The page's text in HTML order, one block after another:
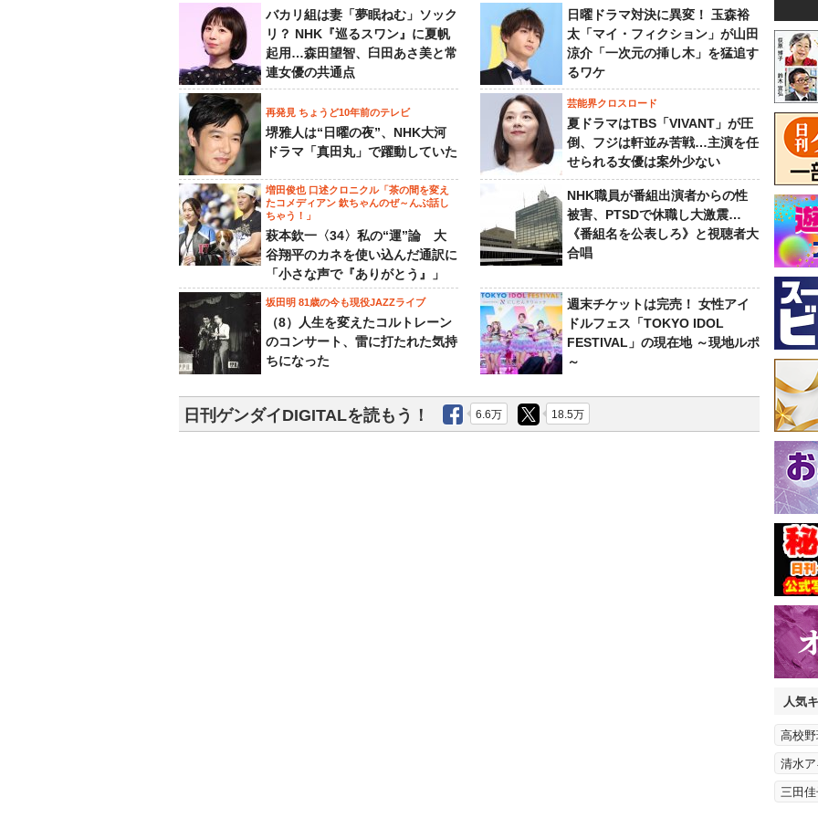
バカリ組は妻「夢眠ねむ」ソック
リ？ NHK『巡るスワン』に夏帆
起用…森田望智、臼田あさ美と常
連女優の共通点
日曜ドラマ対決に異変！ 玉森裕
太「マイ・フィクション」が山田
涼介「一次元の挿し木」を猛追す
るワケ
再発見 ちょうど10年前のテレビ
堺雅人は“日曜の夜”、NHK大河
ドラマ「真田丸」で躍動していた
芸能界クロスロード
夏ドラマはTBS「VIVANT」が圧
倒、フジは軒並み苦戦…主演を任
せられる女優は案外少ない
増田俊也 口述クロニクル「茶の間を変え
たコメディアン 欽ちゃんのぜ～んぶ話し
ちゃう！」
萩本欽一〈34〉私の“運”論 大
谷翔平のカネを使い込んだ通訳に
「小さな声で『ありがとう』」
NHK職員が番組出演者からの性
被害、PTSDで休職し大激震…
《番組名を公表しろ》と視聴者大
合唱
坂田明 81歳の今も現役JAZZライブ
（8）人生を変えたコルトレーン
のコンサート、雷に打たれた気持
ちになった
週末チケットは完売！ 女性アイ
ドルフェス「TOKYO IDOL
FESTIVAL」の現在地 ～現地ルポ
～
日刊ゲンダイDIGITALを読もう！ 6.6万 18.5万
人気
高校
清水
三田